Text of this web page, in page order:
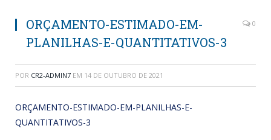
ORÇAMENTO-ESTIMADO-EM-
PLANILHAS-E-QUANTITATIVOS-3
0
POR CR2-ADMIN7 EM 14 DE OUTUBRO DE 2021
ORÇAMENTO-ESTIMADO-EM-PLANILHAS-E-
QUANTITATIVOS-3